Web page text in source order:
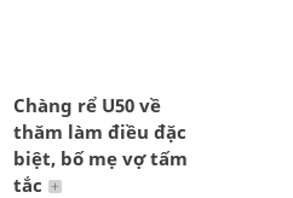
Chàng rể U50 về
thăm làm điều đặc
biệt, bố mẹ vợ tấm
tắc